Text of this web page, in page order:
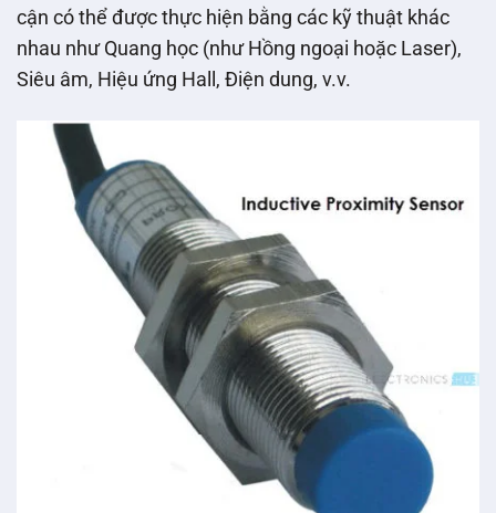
cận có thể được thực hiện bằng các kỹ thuật khác
nhau như Quang học (như Hồng ngoại hoặc Laser),
Siêu âm, Hiệu ứng Hall, Điện dung, v.v.